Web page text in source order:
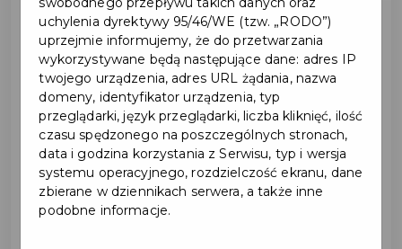
uchylenia dyrektywy 95/46/WE (tzw. „RODO”)
uprzejmie informujemy, że do przetwarzania
wykorzystywane będą następujące dane: adres IP
twojego urządzenia, adres URL żądania, nazwa
domeny, identyfikator urządzenia, typ
przeglądarki, język przeglądarki, liczba kliknięć, ilość
czasu spędzonego na poszczególnych stronach,
data i godzina korzystania z Serwisu, typ i wersja
systemu operacyjnego, rozdzielczość ekranu, dane
zbierane w dziennikach serwera, a także inne
podobne informacje.